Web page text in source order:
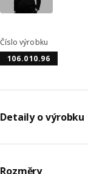
Číslo výrobku
106.010.96
Detaily o výrobku
Rozměry